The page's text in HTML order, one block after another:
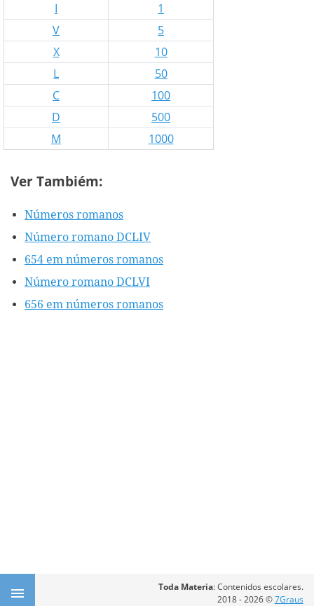
I
1
V
5
X
10
L
50
C
100
D
500
M
1000
Ver Tambiém:
Números romanos
Número romano DCLIV
654 em números romanos
Número romano DCLVI
656 em números romanos
Toda Materia: Contenidos escolares.
2018 - 2026 ©7Graus